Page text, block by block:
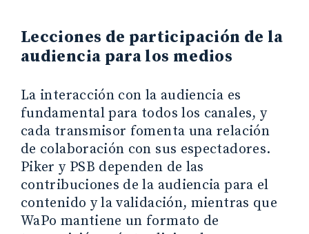
Lecciones de participación de la
audiencia para los medios
La interacción con la audiencia es
fundamental para todos los canales, y
cada transmisor fomenta una relación
de colaboración con sus espectadores.
Piker y PSB dependen de las
contribuciones de la audiencia para el
contenido y la validación, mientras que
WaPo mantiene un formato de